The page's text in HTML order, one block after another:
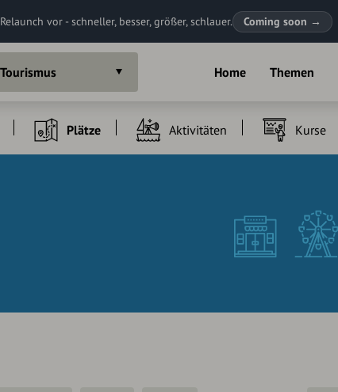
vor - schneller, besser, größer, schlauer. Coming soon →
Home Themen
Plätze Aktivitäten Kurse